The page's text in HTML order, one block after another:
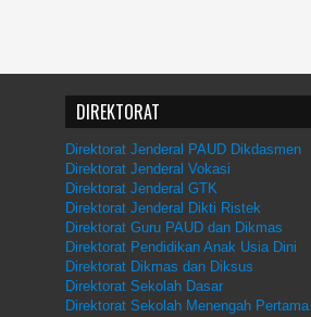
DIREKTORAT
Direktorat Jenderal PAUD Dikdasmen
Direktorat Jenderal Vokasi
Direktorat Jenderal GTK
Direktorat Jenderal Dikti Ristek
Direktorat Guru PAUD dan Dikmas
Direktorat Pendidikan Anak Usia Dini
Direktorat Dikmas dan Diksus
Direktorat Sekolah Dasar
Direktorat Sekolah Menengah Pertama